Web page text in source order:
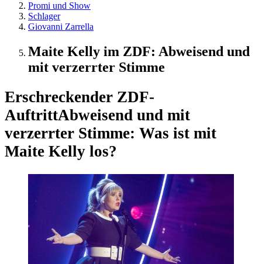
Promi und Show
Schlager
Giovanni Zarrella
Maite Kelly im ZDF: Abweisend und
mit verzerrter Stimme
Erschreckender ZDF-
AuftrittAbweisend und mit
verzerrter Stimme: Was ist mit
Maite Kelly los?